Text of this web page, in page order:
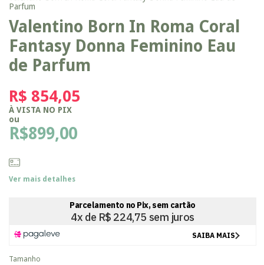
Parfum
Valentino Born In Roma Coral
Fantasy Donna Feminino Eau
de Parfum
R$ 854,05
À VISTA NO PIX
ou
R$899,00
Ver mais detalhes
Tamanho